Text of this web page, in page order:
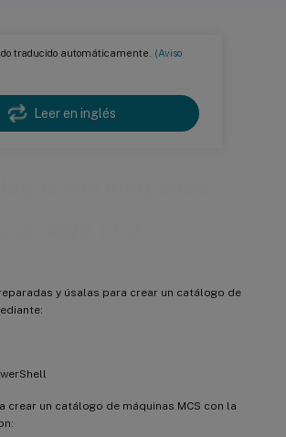
traducido automáticamente. (Aviso
Leer en inglés
y úsalas para crear un catálogo de
crear un catálogo de máquinas MCS con la